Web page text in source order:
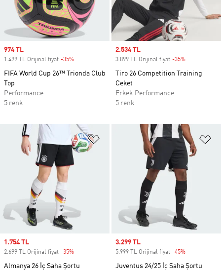
Sale price
974 TL
1.499 TL Orijinal fiyat -35%
FIFA World Cup 26™ Trionda Club
Top
Performance
5 renk
Sale price
2.534 TL
3.899 TL Orijinal fiyat -35%
Tiro 26 Competition Training
Ceket
Erkek Performance
5 renk
Favori Listesine Ekle
Sale price
1.754 TL
2.699 TL Orijinal fiyat -35%
Almanya 26 İç Saha Şortu
Sale price
3.299 TL
5.999 TL Orijinal fiyat -45%
Juventus 24/25 İç Saha Şortu